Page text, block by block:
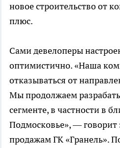
новое строительство от
плюс.
Сами девелоперы
оптимистично. «Наша
отказываться от
Мы продолжаем
сегменте, в частности в
Подмосковье», — говорит
продажам ГК «Гранель».